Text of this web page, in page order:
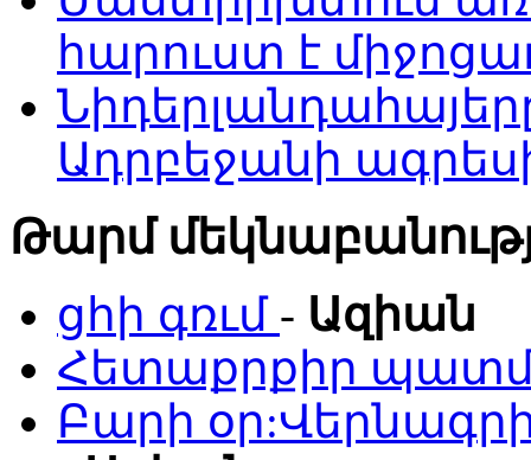
հարուստ է
Ադրբեջանի
Թարմ
ցհի գռւմ - Ազիան
Հետաքրքիր
Բարի